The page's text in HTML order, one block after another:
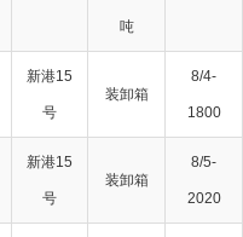
吨
新港15
号
装卸箱
8/4-
1800
新港15
号
装卸箱
8/5-
2020